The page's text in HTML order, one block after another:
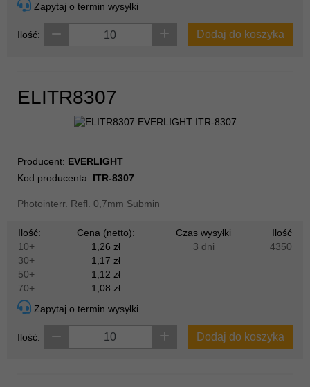
Zapytaj o termin wysyłki
Ilość: Dodaj do koszyka
ELITR8307
Producent: EVERLIGHT
Kod producenta: ITR-8307
Photointerr. Refl. 0,7mm Submin
Ilość:
Cena (netto):
10+
1,26 zł
30+
1,17 zł
50+
1,12 zł
70+
1,08 zł
Czas wysyłki
Ilość
3 dni
4350
Zapytaj o termin wysyłki
Ilość: Dodaj do koszyka